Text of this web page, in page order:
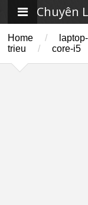
Chuyên
Home /
trieu
/ core-i5